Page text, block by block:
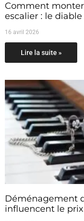
Comment
escalier : le
16 avril 2026
Lire la suite »
Déménagement
influencent le prix